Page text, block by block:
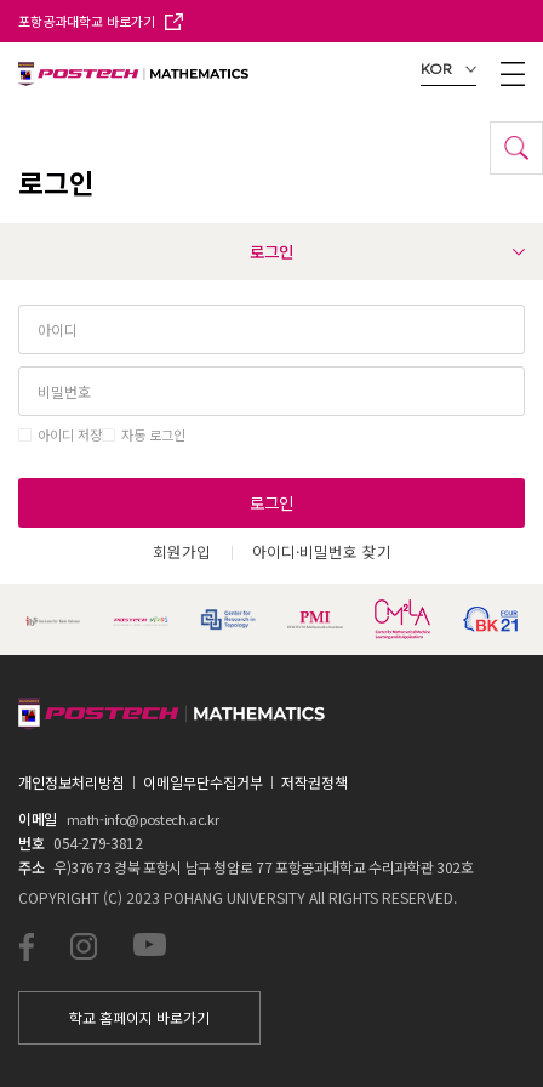
포항공과대학교 바로가기
KOR
로그인
로그인
아이디 저장 자동 로그인
로그인
회원가입 아이디·비밀번호 찾기
개인정보처리방침 이메일무단수집거부
저작권정책
이메일
math-info@postech.ac.kr
번호 054-279-3812
주소 우)37673 경북 포항시 남구 청암로 77 포항공과대학교 수리과학관 302호
COPYRIGHT (C) 2023 POHANG UNIVERSITY All RIGHTS RESERVED.
학교 홈페이지 바로가기